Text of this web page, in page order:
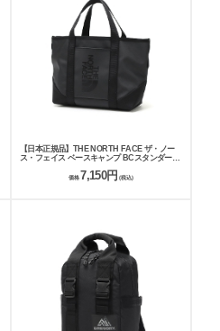
【日本正規品】THE NORTH FACE ザ・ノー
ス・フェイス ベースキャンプ BCスタンダード
価格7,150円 (税込)